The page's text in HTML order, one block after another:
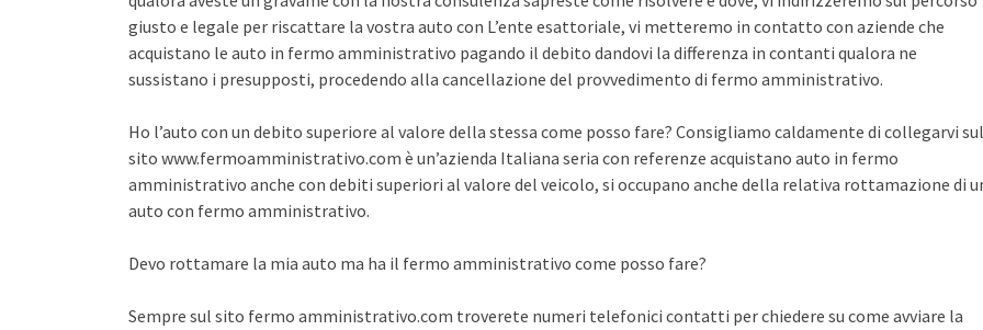
giusto e legale per riscattare la vostra auto con L’ente esattoriale, vi metteremo in contatto con aziende che
acquistano le auto in fermo amministrativo pagando il debito dandovi la differenza in contanti qualora ne
sussistano i presupposti, procedendo alla cancellazione del provvedimento di fermo amministrativo.
Ho l’auto con un debito superiore al valore della stessa come posso fare? Consigliamo caldamente di collegarvi sul
sito www.fermoamministrativo.com è un’azienda Italiana seria con referenze acquistano auto in fermo
amministrativo anche con debiti superiori al valore del veicolo, si occupano anche della relativa rottamazione di
auto con fermo amministrativo.
Devo rottamare la mia auto ma ha il fermo amministrativo come posso fare?
Sempre sul sito fermo amministrativo.com troverete numeri telefonici contatti per chiedere su come avviare la